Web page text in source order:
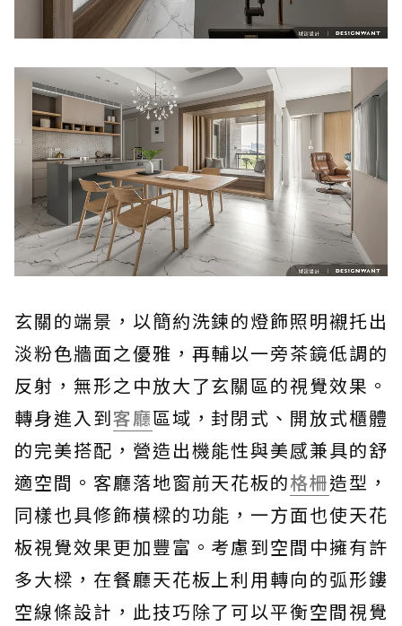
玄關的端景，以簡約洗鍊的燈飾照明襯托出
淡粉色牆面之優雅，再輔以一旁茶鏡低調的
反射，無形之中放大了玄關區的視覺效果。
轉身進入到客廳區域，封閉式、開放式櫃體
的完美搭配，營造出機能性與美感兼具的舒
適空間。客廳落地窗前天花板的格柵造型，
同樣也具修飾橫樑的功能，一方面也使天花
板視覺效果更加豐富。考慮到空間中擁有許
多大樑，在餐廳天花板上利用轉向的弧形鏤
空線條設計，此技巧除了可以平衡空間視覺